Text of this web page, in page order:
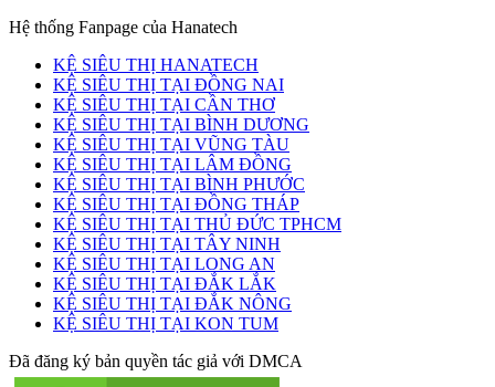
Hệ thống Fanpage của Hanatech
KỆ SIÊU THỊ HANATECH
KỆ SIÊU THỊ TẠI ĐỒNG NAI
KỆ SIÊU THỊ TẠI CẦN THƠ
KỆ SIÊU THỊ TẠI BÌNH DƯƠNG
KỆ SIÊU THỊ TẠI VŨNG TÀU
KỆ SIÊU THỊ TẠI LÂM ĐỒNG
KỆ SIÊU THỊ TẠI BÌNH PHƯỚC
KỆ SIÊU THỊ TẠI ĐỒNG THÁP
KỆ SIÊU THỊ TẠI THỦ ĐỨC TPHCM
KỆ SIÊU THỊ TẠI TÂY NINH
KỆ SIÊU THỊ TẠI LONG AN
KỆ SIÊU THỊ TẠI ĐẮK LẮK
KỆ SIÊU THỊ TẠI ĐẮK NÔNG
KỆ SIÊU THỊ TẠI KON TUM
Đã đăng ký bản quyền tác giả với DMCA